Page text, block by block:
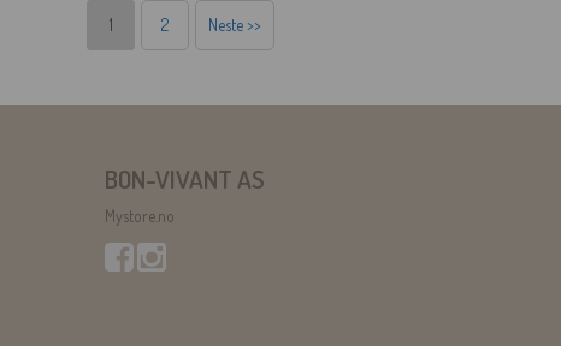
1 2 Neste >>
BON-VIVANT AS
Mystore.no